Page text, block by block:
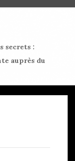
secrets :
auprès du